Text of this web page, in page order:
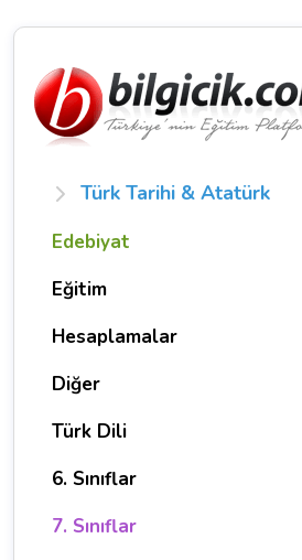
Türk Tarihi & Atatürk
Edebiyat
Eğitim
Hesaplamalar
Diğer
Türk Dili
6. Sınıflar
7. Sınıflar